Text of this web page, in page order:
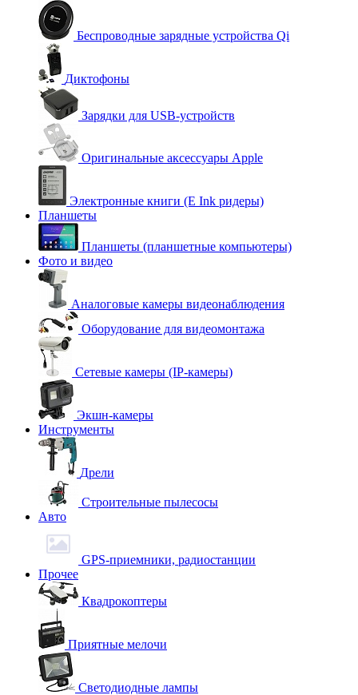
Беспроводные зарядные устройства Qi
Диктофоны
Зарядки для USB-устройств
Оригинальные аксессуары Apple
Электронные книги (E Ink ридеры)
Планшеты
Планшеты (планшетные компьютеры)
Фото и видео
Аналоговые камеры видеонаблюдения
Оборудование для видеомонтажа
Сетевые камеры (IP-камеры)
Экшн-камеры
Инструменты
Дрели
Строительные пылесосы
Авто
GPS-приемники, радиостанции
Прочее
Квадрокоптеры
Приятные мелочи
Светодиодные лампы